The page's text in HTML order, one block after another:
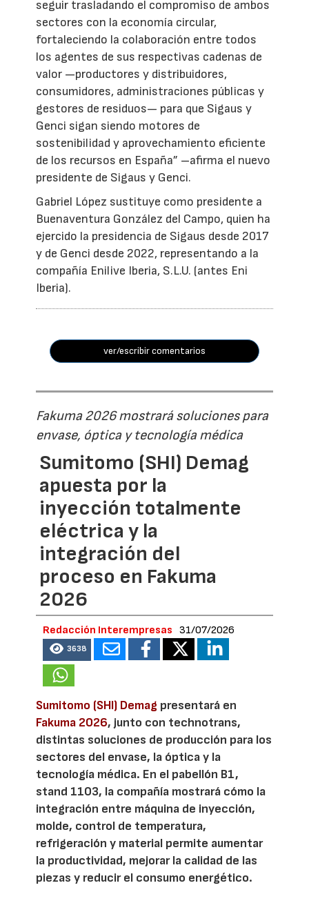
seguir trasladando el compromiso de ambos
sectores con la economía circular,
fortaleciendo la colaboración entre todos
los agentes de sus respectivas cadenas de
valor —productores y distribuidores,
consumidores, administraciones públicas y
gestores de residuos— para que Sigaus y
Genci sigan siendo motores de
sostenibilidad y aprovechamiento eficiente
de los recursos en España” –afirma el nuevo
presidente de Sigaus y Genci.
Gabriel López sustituye como presidente a
Buenaventura González del Campo, quien ha
ejercido la presidencia de Sigaus desde 2017
y de Genci desde 2022, representando a la
compañía Enilive Iberia, S.L.U. (antes Eni
Iberia).
ver/escribir comentarios
Fakuma 2026 mostrará soluciones para
envase, óptica y tecnología médica
Sumitomo (SHI) Demag
apuesta por la
inyección totalmente
eléctrica y la
integración del
proceso en Fakuma
2026
Redacción Interempresas 31/07/2026
3638
Sumitomo (SHI) Demag presentará en
Fakuma 2026, junto con technotrans,
distintas soluciones de producción para los
sectores del envase, la óptica y la
tecnología médica. En el pabellón B1,
stand 1103, la compañía mostrará cómo la
integración entre máquina de inyección,
molde, control de temperatura,
refrigeración y material permite aumentar
la productividad, mejorar la calidad de las
piezas y reducir el consumo energético.